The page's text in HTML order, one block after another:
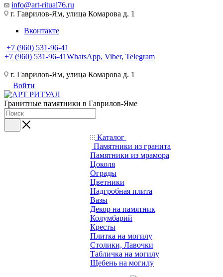
info@art-ritual76.ru
г. Гаврилов-Ям, улица Комарова д. 1
Вконтакте
+7 (960) 531-96-41
+7 (960) 531-96-41WhatsApp, Viber, Telegram
г. Гаврилов-Ям, улица Комарова д. 1
Войти
Гранитные памятники в Гаврилов-Яме
Каталог
Памятники из гранита
Памятники из мрамора
Цоколя
Ограды
Цветники
Надгробная плита
Вазы
Декор на памятник
Колумбарий
Кресты
Плитка на могилу
Столики, Лавочки
Табличка на могилу
Щебень на могилу